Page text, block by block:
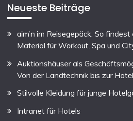
Neueste Beiträge
aim’n im Reisegepäck: So
Material für Workout, Spa und
Auktionshäuser als
Von der Landtechnik bis zur
Stilvolle Kleidung für junge
Intranet für Hotels